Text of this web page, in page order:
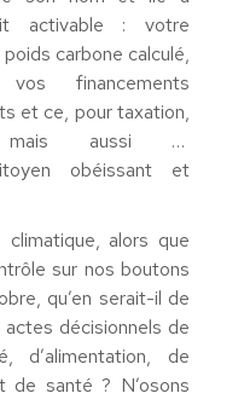
activable : votre
carbone calculé,
financements
et ce, pour taxation,
mais aussi …
obéissant et
alors que
sur nos boutons
qu’en serait-il de
décisionnels de
d’alimentation, de
de santé ? N’osons